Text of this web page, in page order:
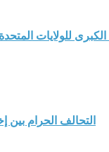
الكبرى للولايات
التحالف الحرام